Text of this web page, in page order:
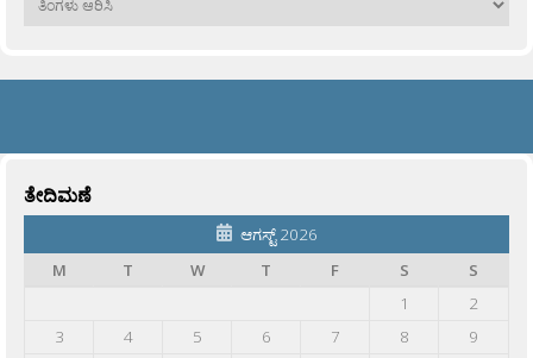
ತೇದಿಮಣೆ
ಆಗಸ್ಟ್ 2026
M
T W T F S
S
1
2
3
4 5 6 7 8
9